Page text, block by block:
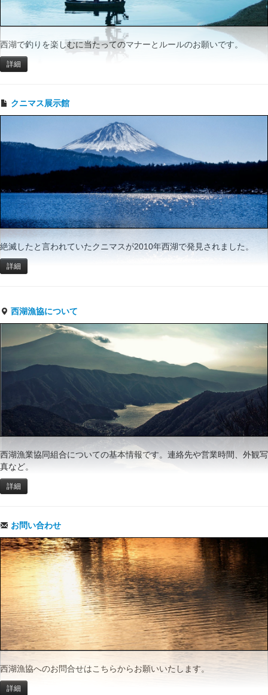
西湖で釣りを楽しむに当たってのマナーとルールのお願いです。
詳細
クニマス展示館
絶滅したと言われていたクニマスが2010年西湖で発見されました。
詳細
西湖漁協について
西湖漁業協同組合についての基本情報です。連絡先や営業時間、外観写
真など。
詳細
お問い合わせ
西湖漁協へのお問合せはこちらからお願いいたします。
詳細